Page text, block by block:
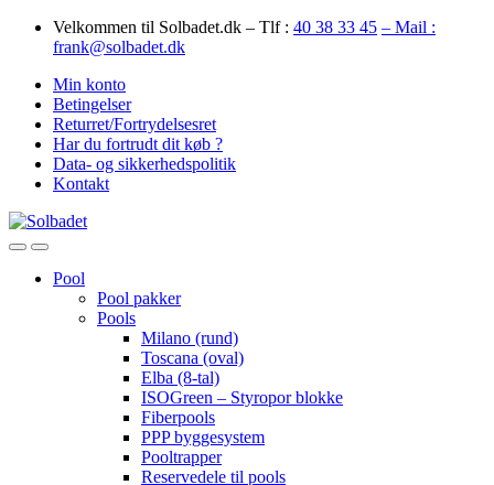
Skip
Skip
Velkommen til Solbadet.dk – Tlf : 40 38 33 45 – Mail :
frank@solbadet.dk
Min konto
Betingelser
Returret/Fortrydelsesret
Har du fortrudt dit køb ?
Data- og sikkerhedspolitik
Kontakt
OpenClose
Pool
Pool pakker
Pools
Milano (rund)
Toscana (oval)
Elba (8-tal)
ISOGreen – Styropor blokke
Fiberpools
PPP byggesystem
Pooltrapper
Reservedele til pools